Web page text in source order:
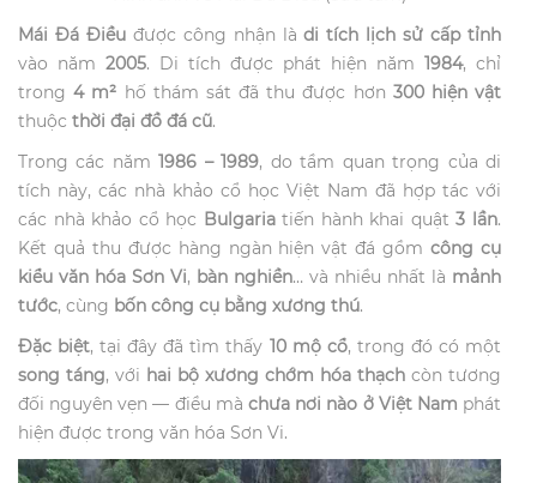
Mái Đá Điềuđược công nhận làdi tích lịch sử cấp tỉnh
vào năm 2005. Di tích được phát hiện năm 1984, chỉ
trong4 m² hố thám sát đã thu được hơn 300 hiện vật
thuộc thời đại đồ đá cũ.
Trong các năm1986 – 1989, do tầm quan trọng của di
tích này, các nhà khảo cổ học Việt Nam đã hợp tác với
các nhà khảo cổ học Bulgariatiến hành khai quật3 lần.
Kết quả thu được hàng ngàn hiện vật đá gồmcông cụ
kiểu văn hóa Sơn Vi, bàn nghiền… và nhiều nhất là mảnh
tước, cùng bốn công cụ bằng xương thú.
Đặc biệt, tại đây đã tìm thấy 10 mộ cổ, trong đó có một
song táng, với hai bộ xương chớm hóa thạch còn tương
đối nguyên vẹn — điều mà chưa nơi nào ở Việt Nam phát
hiện được trong văn hóa Sơn Vi.